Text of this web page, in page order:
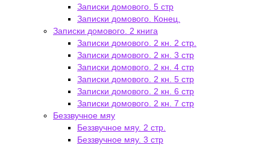
Записки домового. 5 стр
Записки домового. Конец.
Записки домового. 2 книга
Записки домового. 2 кн. 2 стр.
Записки домового. 2 кн. 3 стр
Записки домового. 2 кн. 4 стр
Записки домового. 2 кн. 5 стр
Записки домового. 2 кн. 6 стр
Записки домового. 2 кн. 7 стр
Беззвучное мяу
Беззвучное мяу. 2 стр.
Беззвучное мяу. 3 стр